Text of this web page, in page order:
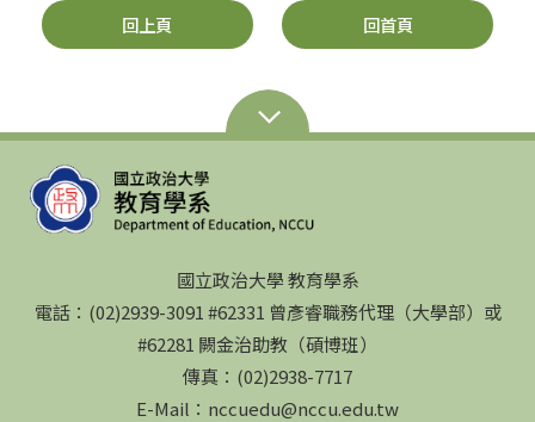
回上頁 回首頁
國立政治大學 教育學系
電話：(02)2939-3091 #62331 曾彥睿職務代理（大學部）或
#62281 闕金治助教（碩博班）
傳真：(02)2938-7717
E-Mail：nccuedu@nccu.edu.tw